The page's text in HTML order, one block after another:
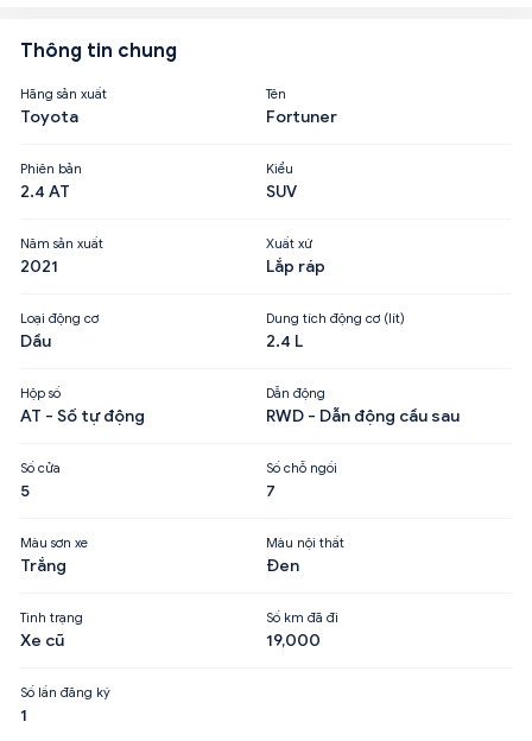
Thông tin chung
Hãng sản xuất
Toyota
Tên
Fortuner
Phiên bản
2.4 AT
Kiểu
SUV
Năm sản xuất
2021
Xuất xứ
Lắp ráp
Loại động cơ
Dầu
Dung tích động cơ (lít)
2.4 L
Hộp số
AT - Số tự động
Dẫn động
RWD - Dẫn động cầu sau
Số cửa
5
Số chỗ ngồi
7
Màu sơn xe
Trắng
Màu nội thất
Đen
Tình trạng
Xe cũ
Số km đã đi
19,000
Số lần đăng ký
1